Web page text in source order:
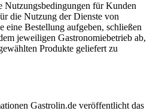
Nutzungsbedingungen für Kunden
die Nutzung der Dienste von
eine Bestellung aufgeben, schließen
jeweiligen Gastronomiebetrieb ab,
Produkte geliefert zu
Gastrolin.de veröffentlicht das